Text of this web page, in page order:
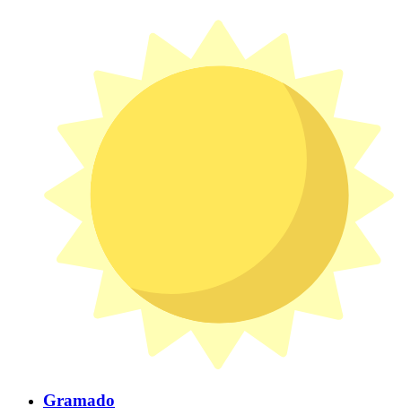
Gramado